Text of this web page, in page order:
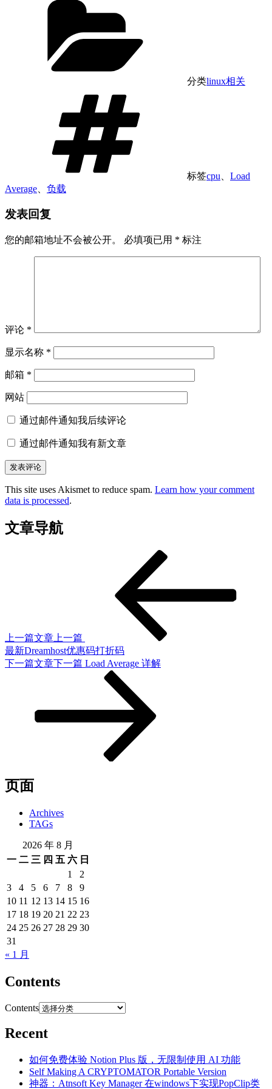
分类linux相关
标签cpu
Load
Average
负载
发表回复
您的邮箱地址不会被公开。 必填项已用 * 标注
评论 *
显示名称 *
邮箱 *
网站
通过邮件通知我后续评论
通过邮件通知我有新文章
This site uses Akismet to reduce spam. Learn how your comment
data is processed.
文章导航
上一篇文章 上一篇
最新Dreamhost优惠码打折码
下一篇文章下一篇 Load Average 详解
页面
Archives
TAGs
2026 年 8 月
一 二 三 四 五 六 日
1
2
3
4 5 6 7 8
9
10 11 12 13 14 15 16
17 18 19 20 21 22 23
24 25 26 27 28 29 30
31
« 1 月
Contents
Contents
Recent
如何免费体验 Notion Plus 版，无限制使用 AI 功能
Self Making A CRYPTOMATOR Portable Version
神器：Atnsoft Key Manager 在windows下实现PopClip类